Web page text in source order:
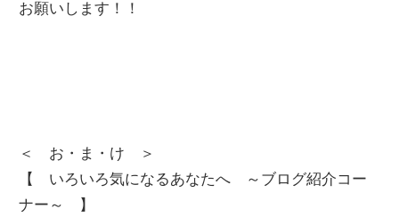
お願いします！！
＜ お・ま・け ＞
【 いろいろ気になるあなたへ ～ブログ紹介コー
ナー～ 】